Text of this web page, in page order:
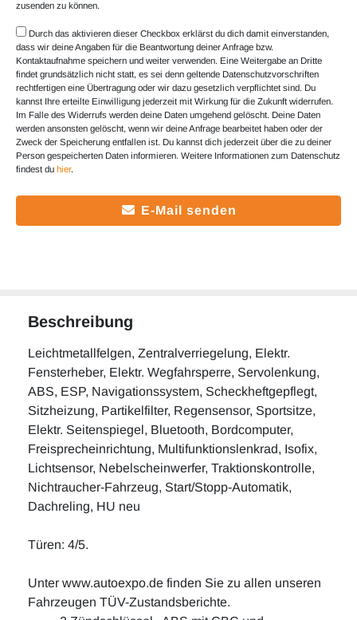
zusenden zu können.
Durch das aktivieren dieser Checkbox erklärst du dich damit einverstanden,
dass wir deine Angaben für die Beantwortung deiner Anfrage bzw.
Kontaktaufnahme speichern und weiter verwenden. Eine Weitergabe an Dritte
findet grundsätzlich nicht statt, es sei denn geltende Datenschutzvorschriften
rechtfertigen eine Übertragung oder wir dazu gesetzlich verpflichtet sind. Du
kannst Ihre erteilte Einwilligung jederzeit mit Wirkung für die Zukunft widerrufen.
Im Falle des Widerrufs werden deine Daten umgehend gelöscht. Deine Daten
werden ansonsten gelöscht, wenn wir deine Anfrage bearbeitet haben oder der
Zweck der Speicherung entfallen ist. Du kannst dich jederzeit über die zu deiner
Person gespeicherten Daten informieren. Weitere Informationen zum Datenschutz
findest du hier.
E-Mail senden
Beschreibung
Leichtmetallfelgen, Zentralverriegelung, Elektr.
Fensterheber, Elektr. Wegfahrsperre, Servolenkung,
ABS, ESP, Navigationssystem, Scheckheftgepflegt,
Sitzheizung, Partikelfilter, Regensensor, Sportsitze,
Elektr. Seitenspiegel, Bluetooth, Bordcomputer,
Freisprecheinrichtung, Multifunktionslenkrad, Isofix,
Lichtsensor, Nebelscheinwerfer, Traktionskontrolle,
Nichtraucher-Fahrzeug, Start/Stopp-Automatik,
Dachreling, HU neu
Türen: 4/5.
Unter www.autoexpo.de finden Sie zu allen unseren
Fahrzeugen TÜV-Zustandsberichte.